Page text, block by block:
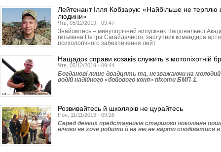
Лейтенант Ілля Кобзарук: «Найбільше не
людини»
Чтв, 05/12/2019 - 09:47
Знайомтесь – минулорічний випускник Національної
гетьмана Петра Сагайдачного, заступник командира
психологічного забезпечення лейт
Нащадок справи козаків служить в мотопіхотній
Чтв, 05/12/2019 - 09:44
Богданові лише двадцять та, незважаючи на молодий
водій надійного «бойового коня» піхоти БМП-1.
Розвивайтесь й школярів не цурайтесь
Пон, 11/11/2019 - 09:26
Серед деяких представників старшого покоління
нічого не хоче робити й на неї не варто сподіватися